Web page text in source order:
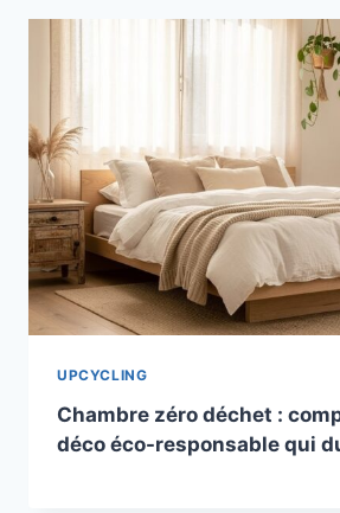
UPCYCLING
Chambre zéro déchet :
déco éco-responsable qui